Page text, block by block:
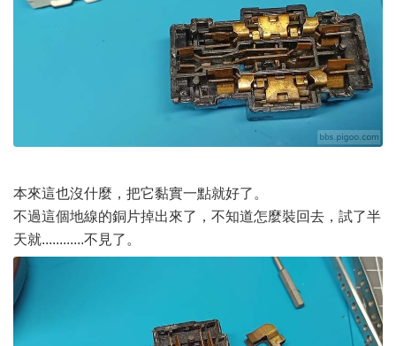
本來這也沒什麼，把它黏實一點就好了。
不過這個地線的銅片掉出來了，不知道怎麼裝回去，試了半
天就............不見了。